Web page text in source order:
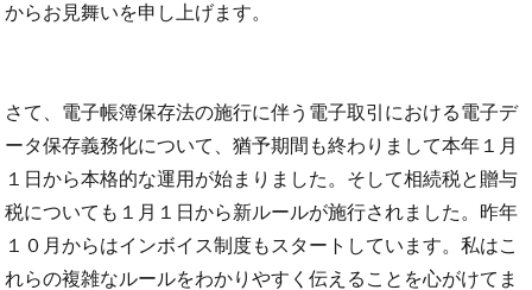
からお見舞いを申し上げます。
さて、電子帳簿保存法の施行に伴う電子取引における電子デ
ータ保存義務化について、猶予期間も終わりまして本年１月
１日から本格的な運用が始まりました。そして相続税と贈与
税についても１月１日から新ルールが施行されました。昨年
１０月からはインボイス制度もスタートしています。私はこ
れらの複雑なルールをわかりやすく伝えることを心がけてま